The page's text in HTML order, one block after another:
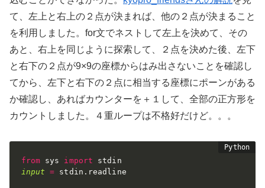
て、左上と右上の２点が決まれば、他の２点が決まること
を利用しました。for文でネストして左上を決めて、その
あと、右上を同じように探索して、２点を決めた後、左下
と右下の２点が9×9の座標からはみ出さないことを確認し
てから、左下と右下の２点に相当する座標にポーンがある
か確認し、あればカウンターを＋１して、全部の正方形を
カウントしました。４重ループは不格好だけど。。。
from sys import
input
= stdin . readline